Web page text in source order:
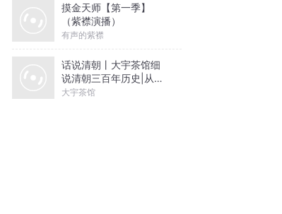
摸金天师【第一季】
（紫襟演播）
有声的紫襟
话说清朝丨大宇茶馆细
说清朝三百年历史|从努
尔哈赤到末代皇帝溥仪|
大宇茶馆